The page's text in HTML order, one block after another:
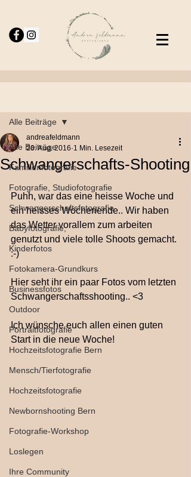
Alle Beiträge
Familienfotografie
Fotografie, Studiofotografie
Schwangerschaftsfotografie
Babyfotografie,
Kinderfotos
Fotokamera-Grundkurs
Businessfotos
Outdoor
Portraitfotografie
Hochzeitsfotografie Bern
Mensch/Tierfotografie
Hochzeitsfotografie
Newbornshooting Bern
Fotografie-Workshop
Loslegen
Ihre Community
Alle Beiträge
Schwangerschafts-Shooting
andreafeldmann
28. Aug. 2016 1 Min. Lesezeit
Puhh, war das eine heisse Woche und
ein heisses Wochenende.. Wir haben
das Wetter vorallem zum arbeiten
genutzt und viele tolle Shoots gemacht.
:-)
Hier seht ihr ein paar Fotos vom letzten
Schwangerschaftsshooting.. <3
Ich wünsche euch allen einen guten
Start in die neue Woche!